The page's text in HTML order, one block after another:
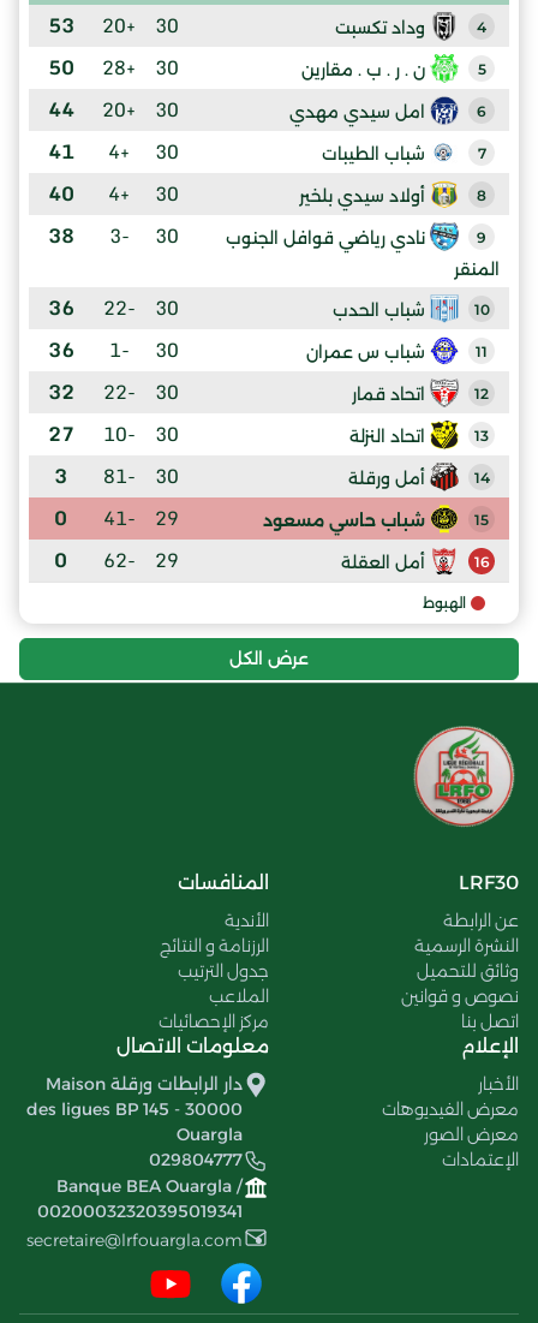
4 وداد تكسبت 30
+20
53
5 ن . ر . ب . مقارين 30
+28
50
6 امل سيدي مهدي 30
+20
44
7 شباب الطيبات 30
+4
41
8 أولاد سيدي بلخير 30
+4
40
9
نادي رياضي قوافل الجنوب
المنقر
30
-3
38
10 شباب الحدب 30
-22
36
11 شباب س عمران 30
-1
36
12 اتحاد قمار 30
-22
32
13 اتحاد النزلة 30
-10
27
14 أمل ورقلة 30
-81
3
15 شباب حاسي مسعود 29
-41
0
16 أمل العقلة 29
-62
0
الهبوط
عرض الكل
LRF30
عن الرابطة
النشرة الرسمية
وثائق للتحميل
نصوص و قوانين
اتصل بنا
المنافسات
الأندية
الرزنامة و النتائج
جدول الترتيب
الملاعب
مركز الإحصائيات
الإعلام
الأخبار
معرض الفيديوهات
معرض الصور
الإعتمادات
معلومات الاتصال
دار الرابطات ورقلة Maison
des ligues BP 145 - 30000
Ouargla
029804777
Banque BEA Ouargla /
00200032320395019341
secretaire@lrfouargla.com